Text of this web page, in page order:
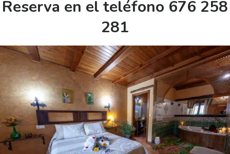
Reserva en el teléfono 676 258
281